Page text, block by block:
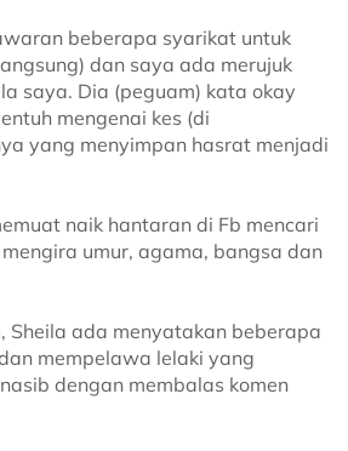
beberapa syarikat untuk
dan saya ada merujuk
saya. Dia (peguam) kata okay
mengenai kes (di
yang menyimpan hasrat menjadi
naik hantaran di Fb mencari
umur, agama, bangsa dan
Sheila ada menyatakan beberapa
mempelawa lelaki yang
dengan membalas komen